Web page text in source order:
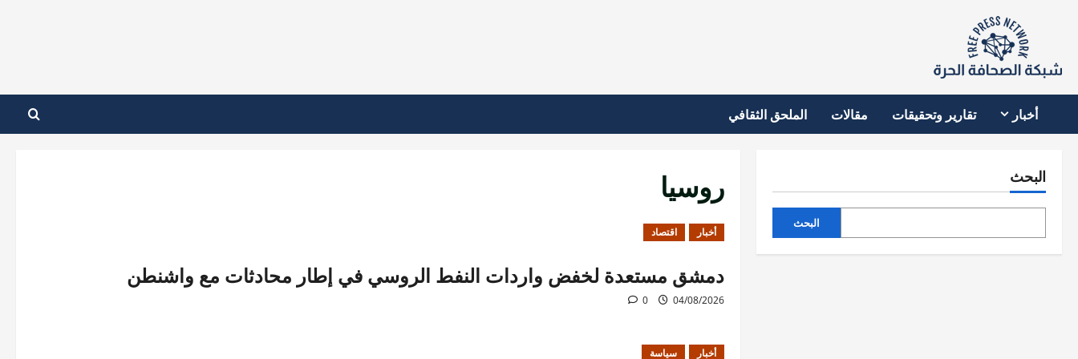
أخبار تقارير وتحقيقات مقالات الملحق الثقافي
روسيا
أخبار اقتصاد
دمشق مستعدة لخفض واردات النفط الروسي في إطار محادثات مع واشنطن
04/08/2026
0
أخبار سياسة
البحث
البحث